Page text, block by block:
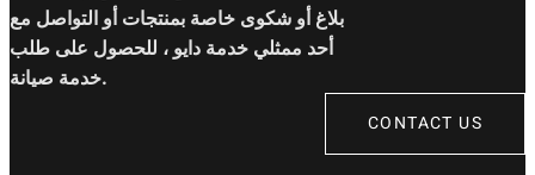
بلاغ أو شكوى خاصة بمنتجات أو التواصل مع
أحد ممثلي خدمة دايو ، للحصول على طلب
خدمة صيانة.
CONTACT US